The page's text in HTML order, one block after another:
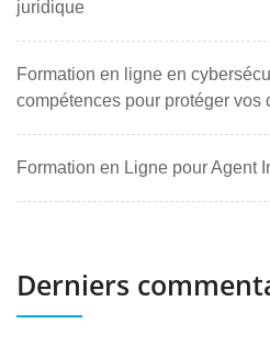
juridique
Formation en ligne en
compétences pour protéger vos
Formation en Ligne pour Agent
Derniers